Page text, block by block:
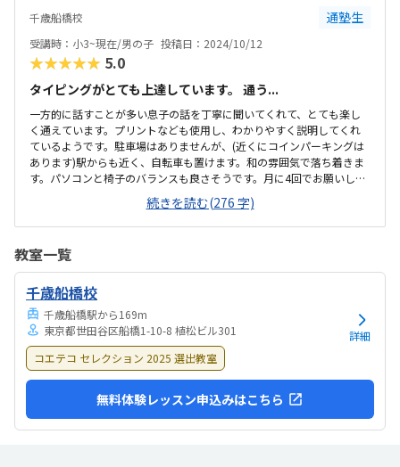
が用意されているので、マインクラフト好きな子なら楽しめそうだと
思いました。
千歳船橋校 通塾生
受講時：小3~現在/男の子 投稿日：2024/10/12
★★★★★ 5.0
タイピングがとても上達しています。 通う...
一方的に話すことが多い息子の話を丁寧に聞いてくれて、とても楽し
く通えています。プリントなども使用し、わかりやすく説明してくれ
ているようです。駐車場はありませんが、(近くにコインパーキングは
あります)駅からも近く、自転車も置けます。和の雰囲気で落ち着きま
す。パソコンと椅子のバランスも良さそうです。月に4回でお願いして
いるのですが、習い事として妥当な料金だと思います。パソコンでマ
インクラフトをしたいという息子の希望で体験に行きましたが、とに
かく優しく話を聞いてくれるので、ほぼ即決で通うことを決め、毎回
続きを読む(276 字)
教室一覧
千歳船橋校
千歳船橋駅から169m
東京都世田谷区船橋1-10-8 植松ビル301
コエテコ セレクション 2025 選出教室
詳細
無料体験レッスン申込みはこちら